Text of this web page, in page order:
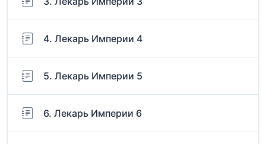
4. Лекарь Империи 4
5. Лекарь Империи 5
6. Лекарь Империи 6